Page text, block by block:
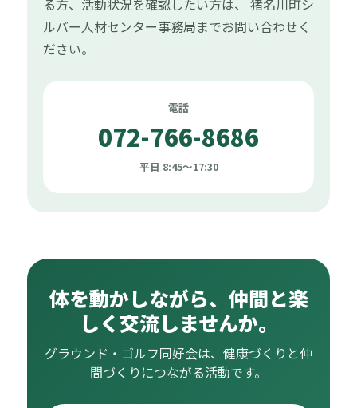
る方、活動状況を確認したい方は、 猪名川町シ
ルバー人材センター事務局までお問い合わせく
ださい。
電話
072-766-8686
平日 8:45〜17:30
体を動かしながら、仲間と楽
しく交流しませんか。
グラウンド・ゴルフ同好会は、健康づくりと仲
間づくりにつながる活動です。